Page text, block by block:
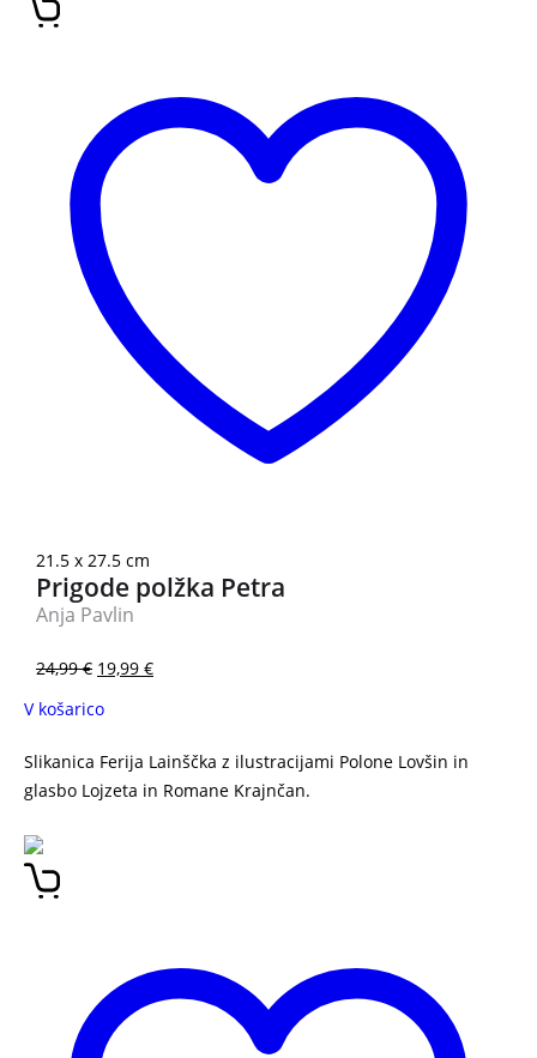
21.5 x 27.5 cm
Prigode polžka Petra
Anja Pavlin
24,99€ 19,99 €
V košarico
Slikanica Ferija Lainščka z ilustracijami Polone Lovšin in
glasbo Lojzeta in Romane Krajnčan.